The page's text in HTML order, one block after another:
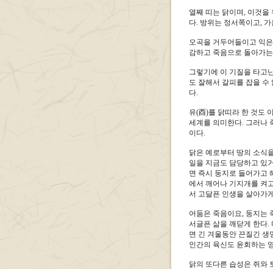
열째 띠는 닭이며, 이것을
다. 방위는 정서쪽이고,
오곡을 거두어들이고 익
감하고 죽음으로 돌아가
그렇기에 이 기질을 타고
도 잘해서 갈피를 잡을 수
다.
유(酉)를 닭띠라 한 것도
세계를 의미한다. 그러나
이다.
닭은 예로부터 땅의 소식
일을 지금도 담당하고 있
면 즉시 둥지로 들어가고
에서 깨어나 기지개를 켜
서 고달픈 인생을 살아가
어둠은 죽음이요, 둥지는
서글픈 삶을 깨닫게 한다.
면 긴 겨울동안 끈질긴 생
인간의 육신도 윤회하는
닭의 또다른 습성은 쥐와